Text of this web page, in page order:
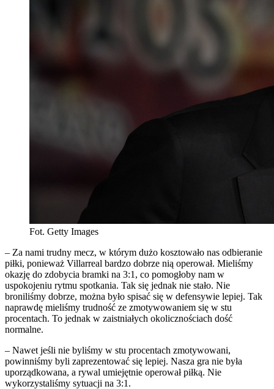
Fot. Getty Images
– Za nami trudny mecz, w którym dużo kosztowało nas odbieranie
piłki, ponieważ Villarreal bardzo dobrze nią operował. Mieliśmy
okazję do zdobycia bramki na 3:1, co pomogłoby nam w
uspokojeniu rytmu spotkania. Tak się jednak nie stało. Nie
broniliśmy dobrze, można było spisać się w defensywie lepiej. Tak
naprawdę mieliśmy trudność ze zmotywowaniem się w stu
procentach. To jednak w zaistniałych okolicznościach dość
normalne.
– Nawet jeśli nie byliśmy w stu procentach zmotywowani,
powinniśmy byli zaprezentować się lepiej. Nasza gra nie była
uporządkowana, a rywal umiejętnie operował piłką. Nie
wykorzystaliśmy sytuacji na 3:1.